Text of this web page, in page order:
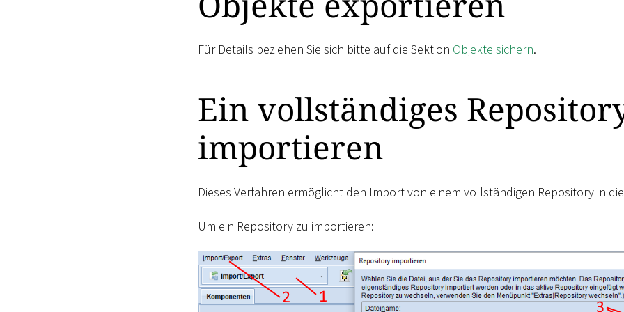
Für Details beziehen Sie sich bitte auf die Sektion Objekte sichern.
Ein vollständiges
importieren
Dieses Verfahren ermöglicht den Import von einem vollständigen Repository in
Um ein Repository zu importieren: